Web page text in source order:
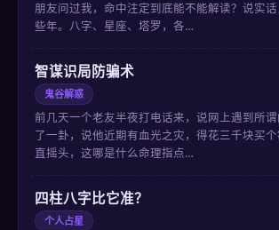
朋友问过我，命中注定到底能不能解读？说实
些年。八字、星座、塔罗，各…
智谋识局防骗术
鬼谷解惑
前几天一个老友半夜打电话来，说网上遇到所谓
了一卦，说他近期有血光之灾，得花三千块买
直摇头，这哪是什么命理指点…
四柱八字比它准？
个人占星